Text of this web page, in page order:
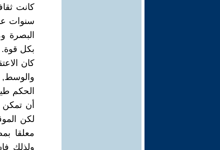
كانت
سنوات
البصرة
بكل قوة.
كان
والوسط,
الحكم
أن
لكن
معلقا
ولذلك